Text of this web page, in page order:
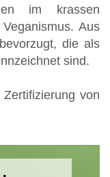
im krassen
Aus
die als
sind.
von